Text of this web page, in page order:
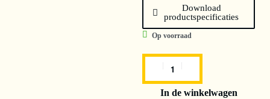
Op voorraad
In de winkelwagen
Download
productspecificaties